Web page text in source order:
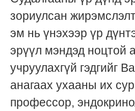
зориулсан
эм нь үнэхээр үр
эрүүл мэндэд ноцтой
учруулахгүй гэдгийг
анагаах ухааны их
профессор,